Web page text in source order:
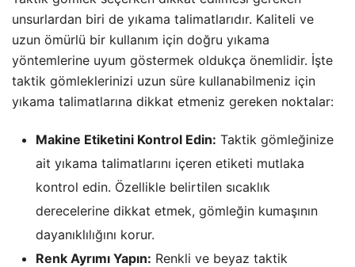
unsurlardan biri de yıkama talimatlarıdır. Kaliteli ve
uzun ömürlü bir kullanım için doğru yıkama
yöntemlerine uyum göstermek oldukça önemlidir. İşte
taktik gömleklerinizi uzun süre kullanabilmeniz için
yıkama talimatlarına dikkat etmeniz gereken noktalar:
Makine Etiketini Kontrol Edin: Taktik gömleğinize
ait yıkama talimatlarını içeren etiketi mutlaka
kontrol edin. Özellikle belirtilen sıcaklık
derecelerine dikkat etmek, gömleğin kumaşının
dayanıklılığını korur.
Renk Ayrımı Yapın: Renkli ve beyaz taktik